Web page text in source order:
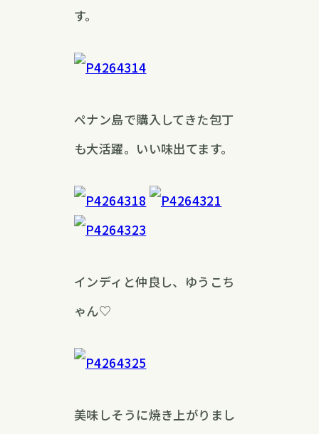
す。
ペナン島で購入してきた包丁
も大活躍。いい味出てます。
インディと仲良し、ゆうこち
ゃん♡
美味しそうに焼き上がりまし